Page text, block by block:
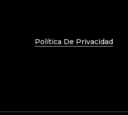
Política De Privacidad